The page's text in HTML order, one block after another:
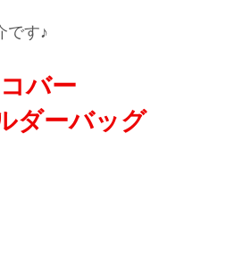
です♪
バー
ダーバッグ